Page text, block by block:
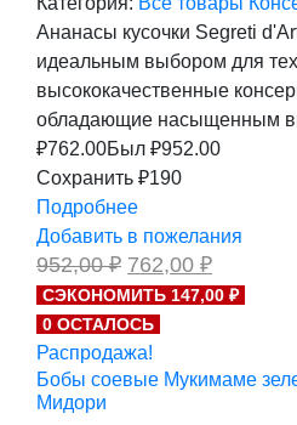
Ананасы кусочки Segreti
идеальным выбором для
высококачественные
обладающие насыщенным
₽762.00Был ₽952.00
Сохранить ₽190
Подробнее
Добавить в пожелания
952,00₽ Первоначальная
цена
составляла
952,00 ₽.
762,00 ₽Текущая
цена:
762,00 ₽.
СЭКОНОМИТЬ 147,00 ₽
0 ОСТАЛОСЬ
Распродажа!
Бобы соевые Мукимаме
Мидори